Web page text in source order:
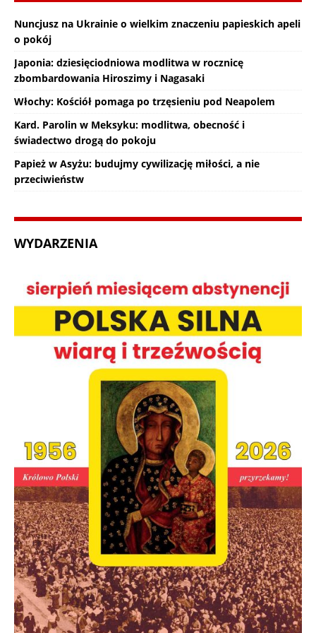
Nuncjusz na Ukrainie o wielkim znaczeniu papieskich apeli
o pokój
Japonia: dziesięciodniowa modlitwa w rocznicę
zbombardowania Hiroszimy i Nagasaki
Włochy: Kościół pomaga po trzęsieniu pod Neapolem
Kard. Parolin w Meksyku: modlitwa, obecność i
świadectwo drogą do pokoju
Papież w Asyżu: budujmy cywilizację miłości, a nie
przeciwieństw
WYDARZENIA